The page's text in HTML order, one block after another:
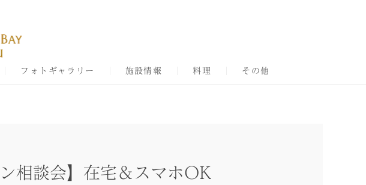
フォトギャラリー 施設情報 料理 その他
相談会】在宅＆スマホOK